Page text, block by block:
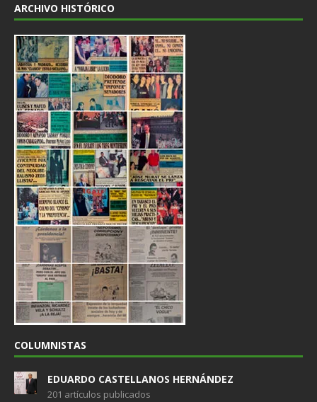
ARCHIVO HISTÓRICO
COLUMNISTAS
EDUARDO CASTELLANOS HERNÁNDEZ
201 artículos publicados